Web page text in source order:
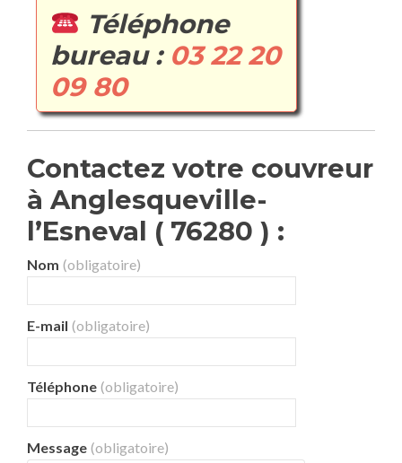
Téléphone
bureau : 03 22 20
09 80
Contactez votre couvreur
à Anglesqueville-
l’Esneval ( 76280 ) :
Nom (obligatoire)
E-mail (obligatoire)
Téléphone (obligatoire)
Message (obligatoire)